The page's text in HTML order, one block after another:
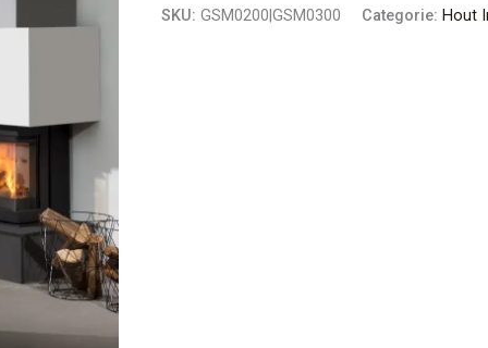
SKU:GSM0200|GSM0300 Categorie: Hout